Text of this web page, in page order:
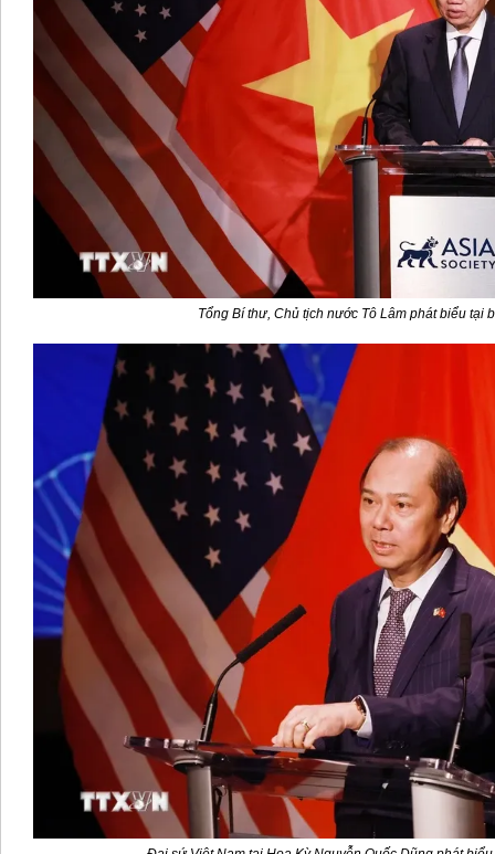
Tổng Bí thư, Chủ tịch nước Tô Lâm phát biểu tại